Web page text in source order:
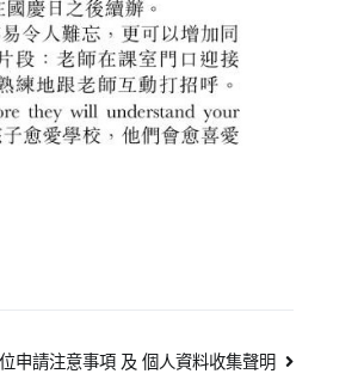
申請注意事項 及 個人資料收集聲明